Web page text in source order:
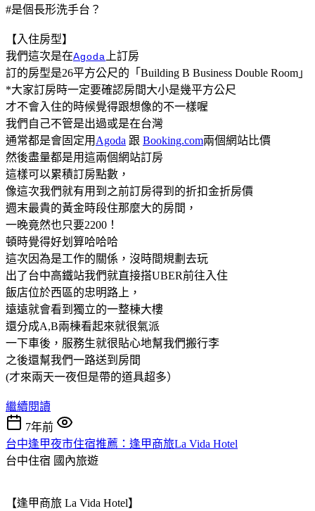
#是個長形洗手台？
【入住房型】
我們這次是在Agoda
上訂房
訂的房型是26平方公尺的「Building B Business Double Room」
*大家訂房時一定要確認房間大小是幾平方公尺
才不會入住的時候覺得跟想像的不一樣喔
我們自己不管是出過或是在台灣
通常都是會固定用 Agoda 跟 Booking.com兩個網站比價
然後盡量都是用這兩個網站訂房
這樣可以累積訂房點數，
像這次我們就有用到之前訂房得到的折扣金折房價
週末最貴的黃金時段住那麼大的房間，
一晚竟然也只要2200！
頓時覺得好划算哈哈哈
這次因為是工作的關係，沒時間規劃去玩
出了台中高鐵站我們就直接搭UBER前往入住
飯店位於西區的忠明路上，
遠遠就會看到獨立的一整棟大樓
還分成A,B兩棟看起來就很氣派
一下車後，服務生就很貼心地幫我們搬行李
之後還幫我們一路送到房間
(才來兩天一夜但是帶的道具超多）
繼續閱讀
7年前
台中逢甲夜市住宿推薦：逢甲商旅La Vida Hotel
台中住宿 國內旅遊
【逢甲商旅 La Vida Hotel】